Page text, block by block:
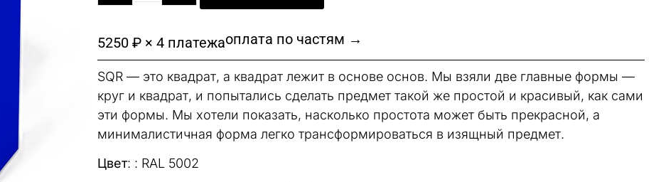
5250 ₽ × 4 платежаоплата по частям →
SQR — это квадрат, а квадрат лежит в основе основ. Мы взяли две главные формы —
круг и квадрат, и попытались сделать предмет такой же простой и красивый, как сами
эти формы. Мы хотели показать, насколько простота может быть прекрасной, а
минималистичная форма легко трансформироваться в изящный предмет.
Цвет: : RAL 5002